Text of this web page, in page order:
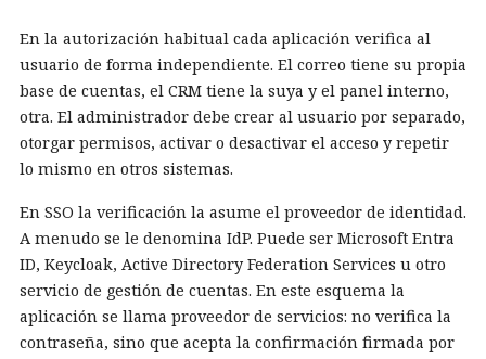
En la autorización habitual cada aplicación verifica al
usuario de forma independiente. El correo tiene su propia
base de cuentas, el CRM tiene la suya y el panel interno,
otra. El administrador debe crear al usuario por separado,
otorgar permisos, activar o desactivar el acceso y repetir
lo mismo en otros sistemas.
En SSO la verificación la asume el proveedor de identidad.
A menudo se le denomina IdP. Puede ser Microsoft Entra
ID, Keycloak, Active Directory Federation Services u otro
servicio de gestión de cuentas. En este esquema la
aplicación se llama proveedor de servicios: no verifica la
contraseña, sino que acepta la confirmación firmada por